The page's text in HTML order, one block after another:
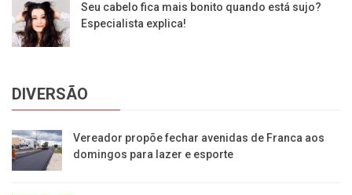
Seu cabelo fica mais bonito quando está sujo?
Especialista explica!
DIVERSÃO
Vereador propõe fechar avenidas de Franca aos
domingos para lazer e esporte